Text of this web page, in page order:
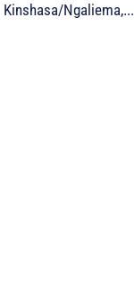
Kinshasa/Ngaliema,...